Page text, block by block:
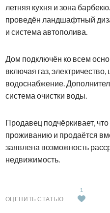
летняя кухня и зона
проведён ландшафтный
и система автополива.
Дом подключён ко всем
включая газ,
водоснабжение.
система очистки воды.
Продавец подчёркивает,
проживанию и продаётся
заявлена возможность
недвижимость.
ОЦЕНИТЬ СТАТЬЮ
1